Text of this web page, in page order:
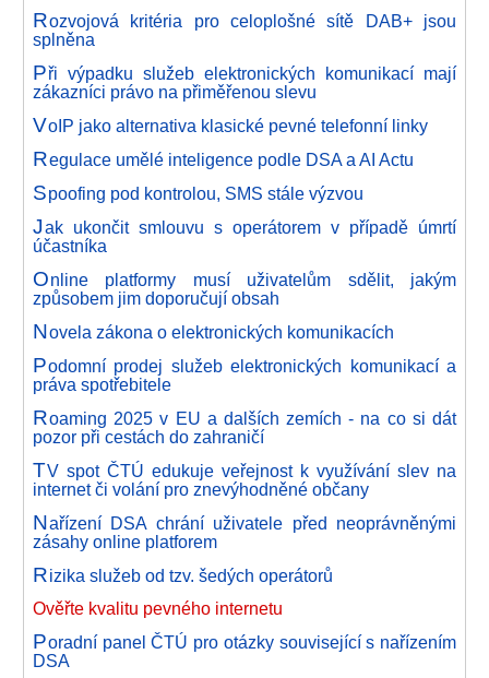
Rozvojová kritéria pro celoplošné sítě DAB+ jsou
splněna
Při výpadku služeb elektronických komunikací mají
zákazníci právo na přiměřenou slevu
VoIP jako alternativa klasické pevné telefonní linky
Regulace umělé inteligence podle DSA a AI Actu
Spoofing pod kontrolou, SMS stále výzvou
Jak ukončit smlouvu s operátorem v případě úmrtí
účastníka
Online platformy musí uživatelům sdělit, jakým
způsobem jim doporučují obsah
Novela zákona o elektronických komunikacích
Podomní prodej služeb elektronických komunikací a
práva spotřebitele
Roaming 2025 v EU a dalších zemích - na co si dát
pozor při cestách do zahraničí
TV spot ČTÚ edukuje veřejnost k využívání slev na
internet či volání pro znevýhodněné občany
Nařízení DSA chrání uživatele před neoprávněnými
zásahy online platforem
Rizika služeb od tzv. šedých operátorů
Ověřte kvalitu pevného internetu
Poradní panel ČTÚ pro otázky související s nařízením
DSA